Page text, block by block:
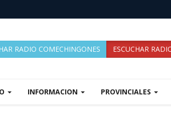
RADIO COMECHINGONES ESCUCHAR
INFORMACION PROVINCIALES